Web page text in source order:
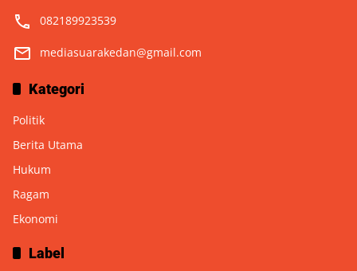
082189923539
mediasuarakedan@gmail.com
Kategori
Politik
Berita Utama
Hukum
Ragam
Ekonomi
Label